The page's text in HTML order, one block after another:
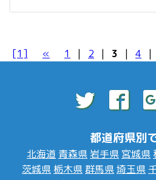
[1] « 1 | 2 | 3 | 4 |
都道府県別
北海道 青森県 岩手県 宮城県
茨城県 栃木県群馬県埼玉県